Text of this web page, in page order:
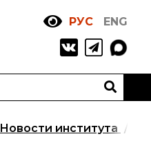
РУС ENG
Новости института